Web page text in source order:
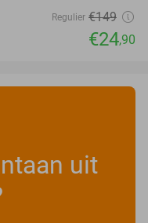
Regulier €149
€24,90
uit